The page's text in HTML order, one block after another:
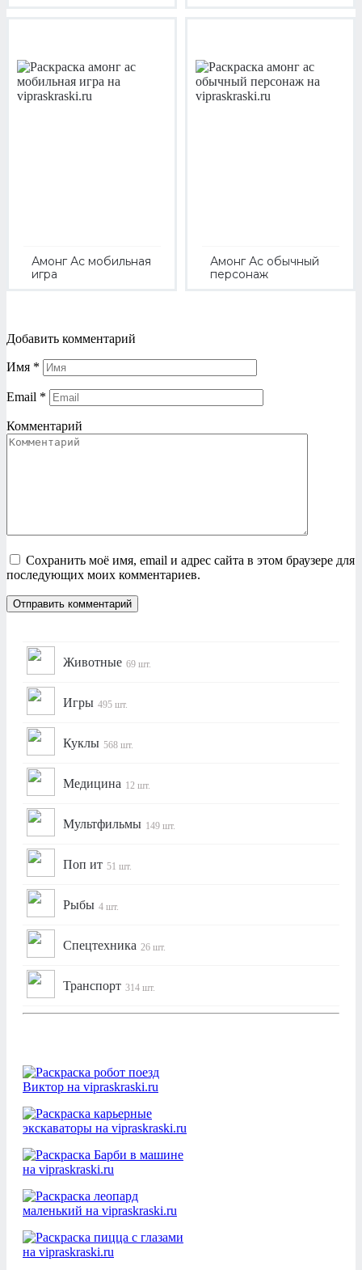
Амонг Ас мобильная
игра
Амонг Ас обычный
персонаж
Добавить комментарий
Имя *
Email *
Комментарий
Сохранить моё имя, email и адрес сайта в этом браузере для
последующих моих комментариев.
Животные 69 шт.
Игры 495 шт.
Куклы 568 шт.
Медицина 12 шт.
Мультфильмы 149 шт.
Поп ит 51 шт.
Рыбы 4 шт.
Спецтехника 26 шт.
Транспорт 314 шт.